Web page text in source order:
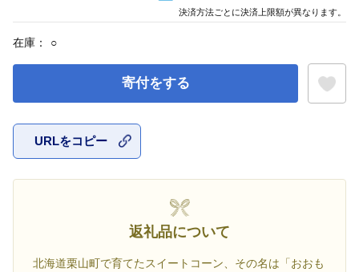
在庫： ○
寄付をする
URLをコピー
返礼品について
北海道栗山町で育てたスイートコーン、その名は「おおも
決済方法ごとに決済上限額が異なります。